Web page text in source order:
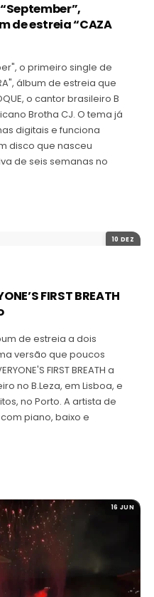
de estreia “CAZA
o primeiro single de
álbum de estreia que
o cantor brasileiro B
Brotha CJ. O tema já
digitais e funciona
disco que nasceu
de seis semanas no
10 DEZ
FIRST BREATH
de estreia a dois
versão que poucos
FIRST BREATH a
no B.Leza, em Lisboa, e
no Porto. A artista de
piano, baixo e
16 JUN